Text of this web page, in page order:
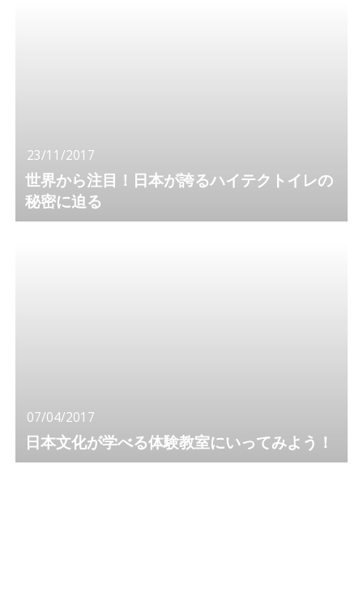
23/11/2017
世界から注目！日本が誇るハイテクトイレの
秘密に迫る
07/04/2017
日本文化が学べる体験教室にいってみよう！